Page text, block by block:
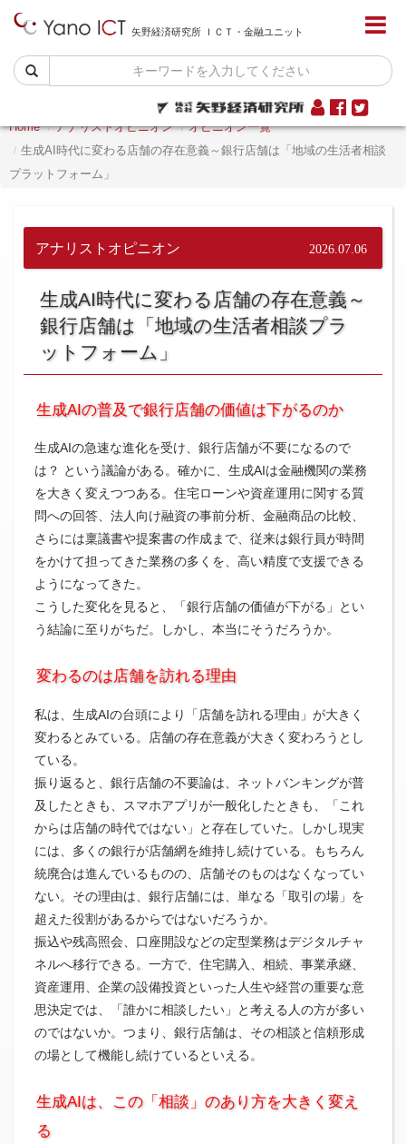
矢野経済研究所 ＩＣＴ・金融ユニット
Home アナリストオピニオン
オピニオン一覧
生成AI時代に変わる店舗の存在意義～銀行店舗は「地域の生活者相談
プラットフォーム」
アナリストオピニオン 2026.07.06
生成AI時代に変わる店舗の存在意義～
銀行店舗は「地域の生活者相談プラ
ットフォーム」
生成AIの普及で銀行店舗の価値は下がるのか
生成AIの急速な進化を受け、銀行店舗が不要になるので
は？ という議論がある。確かに、生成AIは金融機関の業務
を大きく変えつつある。住宅ローンや資産運用に関する質
問への回答、法人向け融資の事前分析、金融商品の比較、
さらには稟議書や提案書の作成まで、従来は銀行員が時間
をかけて担ってきた業務の多くを、高い精度で支援できる
ようになってきた。
こうした変化を見ると、「銀行店舗の価値が下がる」とい
う結論に至りがちだ。しかし、本当にそうだろうか。
変わるのは店舗を訪れる理由
私は、生成AIの台頭により「店舗を訪れる理由」が大きく
変わるとみている。店舗の存在意義が大きく変わろうとし
ている。
振り返ると、銀行店舗の不要論は、ネットバンキングが普
及したときも、スマホアプリが一般化したときも、「これ
からは店舗の時代ではない」と存在していた。しかし現実
には、多くの銀行が店舗網を維持し続けている。もちろん
統廃合は進んでいるものの、店舗そのものはなくなってい
ない。その理由は、銀行店舗には、単なる「取引の場」を
超えた役割があるからではないだろうか。
振込や残高照会、口座開設などの定型業務はデジタルチャ
ネルへ移行できる。一方で、住宅購入、相続、事業承継、
資産運用、企業の設備投資といった人生や経営の重要な意
思決定では、「誰かに相談したい」と考える人の方が多い
のではないか。つまり、銀行店舗は、その相談と信頼形成
の場として機能し続けているといえる。
生成AIは、この「相談」のあり方を大きく変え
る